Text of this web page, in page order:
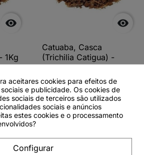

1Kg

Catuaba, Casca
(Trichilia Catigua) -
500grs
Ver detalhes
aceitares cookies para efeitos de
e publicidade. Os cookies de
sociais de terceiros são utilizados
sociais e anúncios
estes cookies e o processamento
Configurar